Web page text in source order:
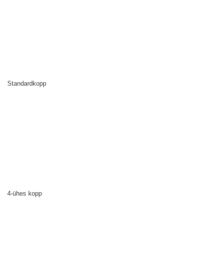
Standardkopp
4-ühes kopp